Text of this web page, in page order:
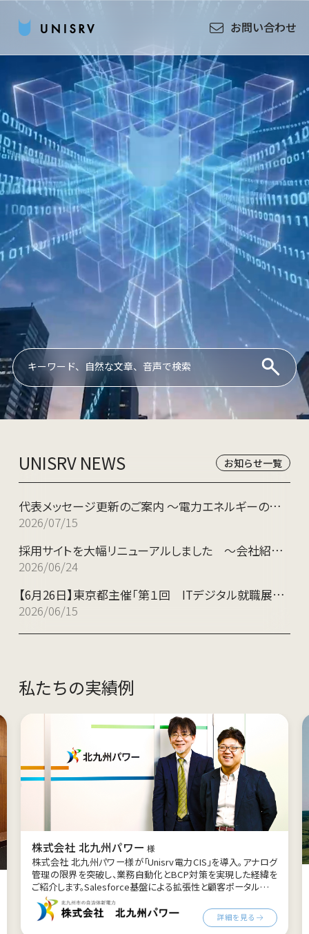
お問い合わせ
Conduct a search
Submit
UNISRV NEWS お知らせ一覧
代表メッセージ更新のご案内 ～電力エネルギーの新し
いインフラ作りに向けて～
2026/07/15
採用サイトを大幅リニューアルしました ～会社紹介
動画掲載やカジュアル面談の受付を開始～
2026/06/24
【6月26日】東京都主催「第１回 ITデジタル就職展」に
出展します。当社のブースにぜひお越しください！
2026/06/15
私たちの実績例
株式会社ユーラスグリーンエナジー様
風力・太陽光発電で国内シェアNo.1(*)を誇るユーラスエナジー
グループの小売事業、ユーラスグリーンエナジー様。その新電力
事業基盤として電力CISを導入しました。地域密着型の再エネ供